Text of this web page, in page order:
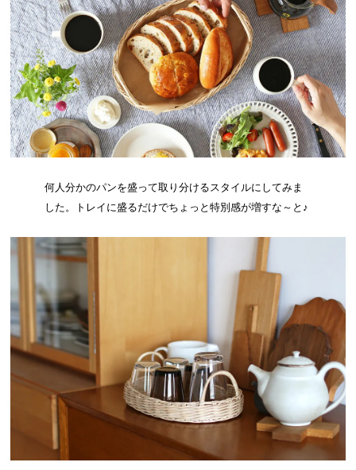
何人分かのパンを盛って取り分けるスタイルにしてみま
した。トレイに盛るだけでちょっと特別感が増すな～と♪